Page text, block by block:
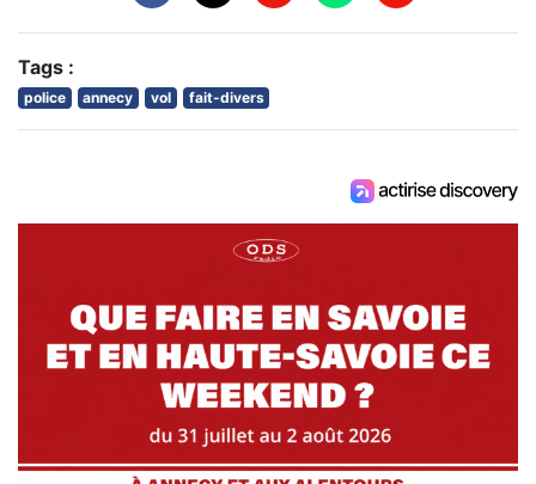
Tags :
police annecy vol fait-divers